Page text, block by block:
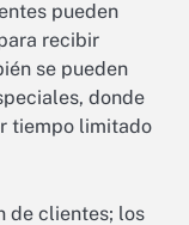
pueden
recibir
se pueden
donde
tiempo limitado
de clientes; los